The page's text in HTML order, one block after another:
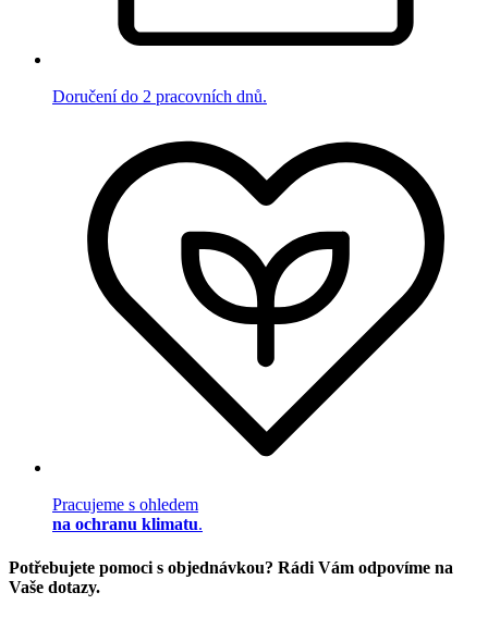
Doručení do 2 pracovních dnů.
Pracujeme s ohledem
na ochranu klimatu.
Potřebujete pomoci s objednávkou? Rádi Vám odpovíme na
Vaše dotazy.